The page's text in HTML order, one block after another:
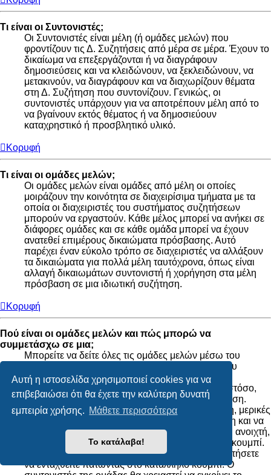
Αυτή η ιστοσελίδα χρησιμοποιεί cookies για να
επιβεβαιώσει ότι θα έχετε την καλύτερη δυνατή
εμπειρία χρήσης. Μάθετε περισσότερα
Το κατάλαβα!
Τι είναι οι Συντονιστές;
Οι Συντονιστές είναι μέλη (ή ομάδες μελών) που
φροντίζουν τις Δ. Συζητήσεις από μέρα σε μέρα. Έχουν το
δικαίωμα να επεξεργάζονται ή να διαγράφουν
δημοσιεύσεις και να κλειδώνουν, να ξεκλειδώνουν, να
μετακινούν, να διαγράφουν και να διαχωρίζουν θέματα
στη Δ. Συζήτηση που συντονίζουν. Γενικώς, οι
συντονιστές υπάρχουν για να αποτρέπουν μέλη από το
να βγαίνουν εκτός θέματος ή να δημοσιεύουν
καταχρηστικό ή προσβλητικό υλικό.
Κορυφή
Τι είναι οι ομάδες μελών;
Οι ομάδες μελών είναι ομάδες από μέλη οι οποίες
μοιράζουν την κοινότητα σε διαχειρίσιμα τμήματα με τα
οποία οι διαχειριστές του συστήματος συζητήσεων
μπορούν να εργαστούν. Κάθε μέλος μπορεί να ανήκει σε
διάφορες ομάδες και σε κάθε ομάδα μπορεί να έχουν
ανατεθεί επιμέρους δικαιώματα πρόσβασης. Αυτό
παρέχει έναν εύκολο τρόπο σε διαχειριστές να αλλάξουν
τα δικαιώματα για πολλά μέλη ταυτόχρονα, όπως είναι
αλλαγή δικαιωμάτων συντονιστή ή χορήγηση στα μέλη
πρόσβαση σε μια ιδιωτική συζήτηση.
Κορυφή
Πού είναι οι ομάδες μελών και πώς μπορώ να
συμμετάσχω σε μια;
Μπορείτε να δείτε όλες τις ομάδες μελών μέσω του
συνδέσμου “Ομάδες μελών” στον Πίνακα Ελέγχου
Μέλους. Εάν επιθυμείτε να ενταχθείτε σε μια,
προχωρήστε πατώντας το κατάλληλο κουμπί. Ωστόσο,
δεν έχουν όλες οι ομάδες μελών ανοιχτή πρόσβαση.
Μερικές μπορεί να χρειάζονται έγκριση για ένταξη, μερικές
μπορεί να είναι κλειστές και μερικές μπορεί ακόμη και να
έχουν κρυφές ιδιότητες μελών. Εάν η ομάδα είναι ανοιχτή,
μπορείτε να ενταχθείτε πατώντας στο κατάλληλο κουμπί.
Εάν χρειάζεται έγκριση για ένταξη μπορείτε να ζητήσετε
να ενταχθείτε πατώντας στο κατάλληλο κουμπί. Ο